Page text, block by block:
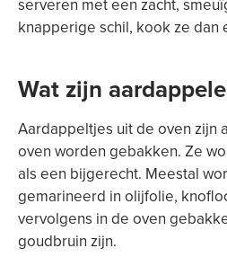
serveren met een zacht,
knapperige schil, kook ze dan
Wat zijn
Aardappeltjes uit de oven zijn
oven worden gebakken. Ze
als een bijgerecht. Meestal
gemarineerd in olijfolie,
vervolgens in de oven
goudbruin zijn.